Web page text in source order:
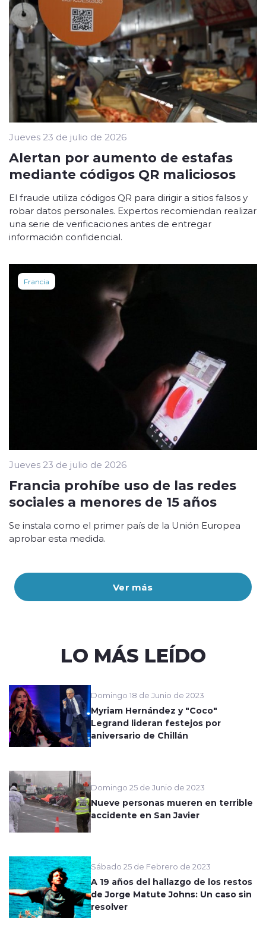
Ver más
Jueves 23 de julio de 2026
Alertan por aumento de estafas
mediante códigos QR maliciosos
El fraude utiliza códigos QR para dirigir a sitios falsos y
robar datos personales. Expertos recomiendan realizar
una serie de verificaciones antes de entregar
información confidencial.
Francia
Jueves 23 de julio de 2026
Francia prohíbe uso de las redes
sociales a menores de 15 años
Se instala como el primer país de la Unión Europea
aprobar esta medida.
LO MÁS LEÍDO
Domingo 18 de Junio de 2023
Myriam Hernández y "Coco"
Legrand lideran festejos por
aniversario de Chillán
Domingo 25 de Junio de 2023
Nueve personas mueren en terrible
accidente en San Javier
Sábado 25 de Febrero de 2023
A 19 años del hallazgo de los restos
de Jorge Matute Johns: Un caso sin
resolver